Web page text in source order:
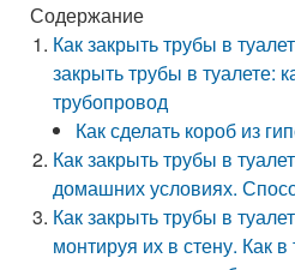
Содержание
Как закрыть трубы в
закрыть трубы в туалете:
трубопровод
Как сделать короб из
Как закрыть трубы в
домашних условиях.
Как закрыть трубы в
монтируя их в стену. Как в